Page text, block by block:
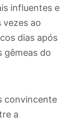
influentes e
ao
dias após
gêmeas do
convincente
a